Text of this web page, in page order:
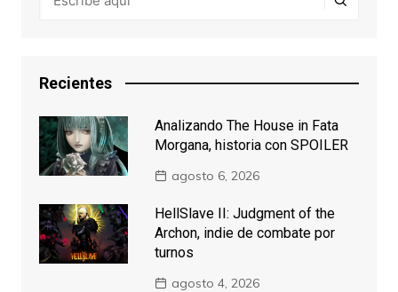
Recientes
Analizando The House in Fata
Morgana, historia con SPOILER
agosto 6, 2026
HellSlave II: Judgment of the
Archon, indie de combate por
turnos
agosto 4, 2026